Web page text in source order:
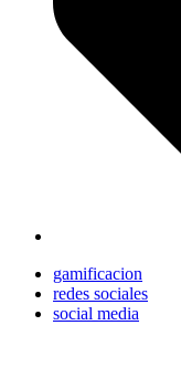
gamificacion
redes sociales
social media